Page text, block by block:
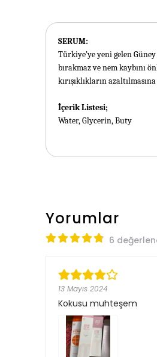
SERUM:
Türkiye’ye yeni gelen
bırakmaz ve nem kaybını
kırışıklıkların
İçerik Listesi;
Water, Glycerin, Buty
Yorumlar
6
13 Mayıs 2024
Kokusu muhteşem